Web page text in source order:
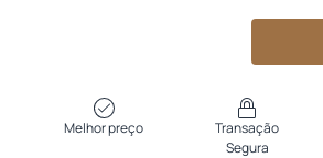
Melhor preço
Transação
Segura